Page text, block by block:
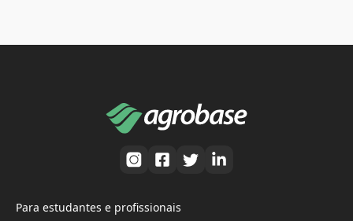
Para estudantes e profissionais